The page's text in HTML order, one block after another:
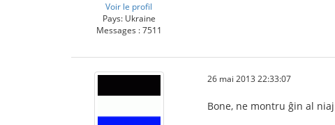
Voir le profil
Pays: Ukraine
Messages : 7511
26 mai 2013 22:33:07
Bone, ne montru ĝin al